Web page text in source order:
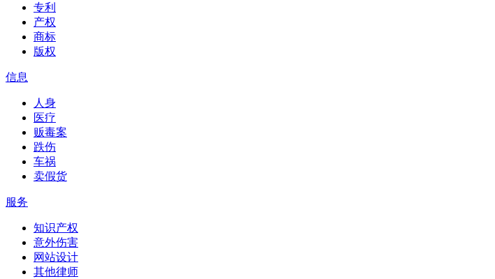
专利
产权
商标
版权
信息
人身
医疗
贩毒案
跌伤
车祸
卖假货
服务
知识产权
意外伤害
网站设计
其他律师